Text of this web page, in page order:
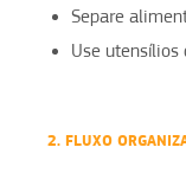
Separe
Use
2. FLUXO